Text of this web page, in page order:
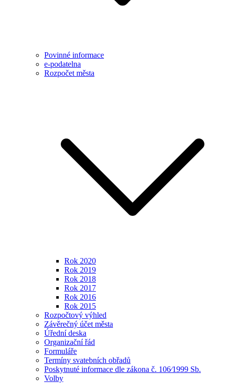
Povinné informace
e-podatelna
Rozpočet města
Rok 2020
Rok 2019
Rok 2018
Rok 2017
Rok 2016
Rok 2015
Rozpočtový výhled
Závěrečný účet města
Úřední deska
Organizační řád
Formuláře
Termíny svatebních obřadů
Poskytnuté informace dle zákona č. 106⁄1999 Sb.
Volby